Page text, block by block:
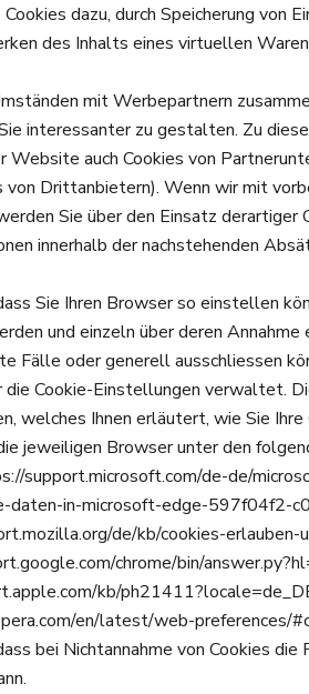
dazu, durch Speicherung von
des Inhalts eines virtuellen
mit Werbepartnern
interessanter zu gestalten. Zu
Website auch Cookies von
von Drittanbietern). Wenn wir mit
Sie über den Einsatz derartiger
innerhalb der nachstehenden
Sie Ihren Browser so einstellen
und einzeln über deren
Fälle oder generell ausschliessen
die Cookie-Einstellungen verwaltet.
welches Ihnen erläutert, wie Sie
jeweiligen Browser unter den
support.microsoft.com/de-de/
daten-in-microsoft-edge-597f04f2-
/de/kb/cookies-erlauben-
/chrome/bin/answer.py
/kb/ph21411
/en/latest/web-preferences/
bei Nichtannahme von Cookies